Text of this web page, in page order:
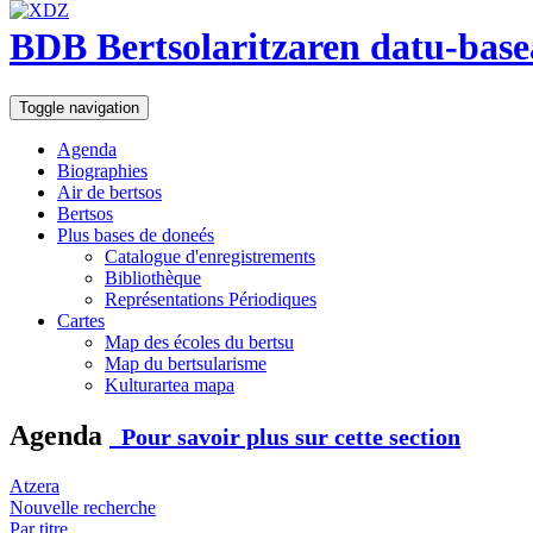
BDB Bertsolaritzaren datu-
Toggle navigation
Agenda
Biographies
Air de bertsos
Bertsos
Plus bases de doneés
Catalogue d'enregistrements
Bibliothèque
Représentations Périodiques
Cartes
Map des écoles du bertsu
Map du bertsularisme
Kulturartea mapa
Agenda Pour savoir plus sur cette section
Atzera
Nouvelle recherche
Par titre